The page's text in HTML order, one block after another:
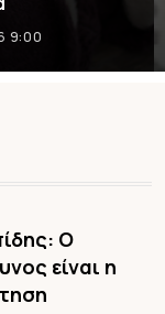
Ο
είναι η